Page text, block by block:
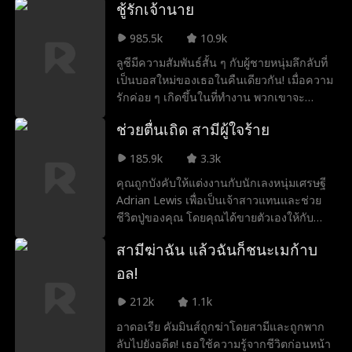
เหมือนไม่จำเป็น และเขาจะไม่หยุดยั้งจนกว่า
ใจของซาร่า
ชู้รักเจ้านาย
985.5k
10.9k
ลูซีมีความสัมพันธ์สั้น ๆ กับผู้ชายหนุ่มลึกลับที่
เป็นบอสใหม่ของเธอในคืนเดียวกัน! เมื่อความ
รักค่อย ๆ เกิดขึ้นในที่ทำงาน พวกเขาจะ
หรือไม่?
ช่วยตื่นเถิด สามีผู้ใจร้าย
185.9k
3.3k
คุณถูกบังคับให้แต่งงานกับนักเลงหนุ่มเศรษฐี
Adrian Lewis เพื่อเป็นเจ้าสาวแทนและช่วย
ชีวิตปู่ของคุณ โดยคุณได้ขายตัวเองให้กับ
โดยมีเงื่อนไขว่าคุณต้องมีลูกโดยต้องเป็น
ทายาทของตระกูล Lewis แต่มีเรื่องนึงที่ยัง
โคม่า!
สามีฆ่าฉัน แล้วฉันก็ชนะเมก้าบ
อล!
212k
1.1k
อาดอเรีย คัมมินส์ถูกฆ่าโดยสามีและถูกพาก
ลับไปยังอดีต! เธอใช้ความรู้จากชีวิตก่อนหน้า